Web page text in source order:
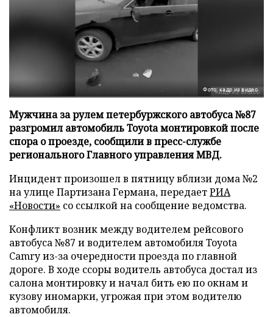
Фото: кадр из видео
Мужчина за рулем петербуржского автобуса №87
разгромил автомобиль Toyota монтировкой после
спора о проезде, сообщили в пресс-службе
регионального Главного управления МВД.
Инцидент произошел в пятницу вблизи дома №2
на улице Партизана Германа, передаетРИА
«Новости» со ссылкой на сообщение ведомства.
Конфликт возник между водителем рейсового
автобуса №87 и водителем автомобиля Toyota
Camry из-за очередности проезда по главной
дороге. В ходе ссоры водитель автобуса достал из
салона монтировку и начал бить ею по окнам и
кузову иномарки, угрожая при этом водителю
автомобиля.